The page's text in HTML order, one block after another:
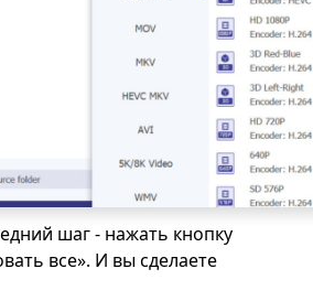
шаг - нажать кнопку
все». И вы сделаете